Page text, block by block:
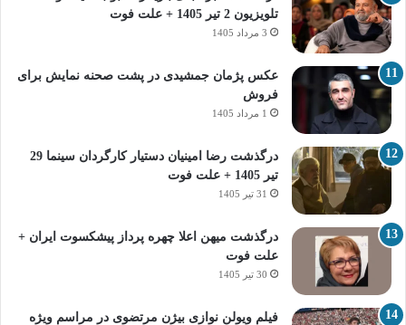
تلویزیون 2 تیر 1405 + علت فوت
3 مرداد 1405
عکس پژمان جمشیدی در پشت صحنه نمایش برای
فروش
1 مرداد 1405
درگذشت رضا امینیان دستیار کارگردان سینما 29
تیر 1405 + علت فوت
31 تیر 1405
درگذشت میهن اعلا چهره پرداز پیشکسوت ایران +
علت فوت
30 تیر 1405
فیلم ویولن نوازی بیژن مرتضوی در مراسم ویژه